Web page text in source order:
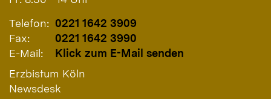
Telefon: 0221 1642 3909
Fax:
0221 1642 3990
E-Mail:
Klick zum E-Mail senden
Erzbistum Köln
Newsdesk